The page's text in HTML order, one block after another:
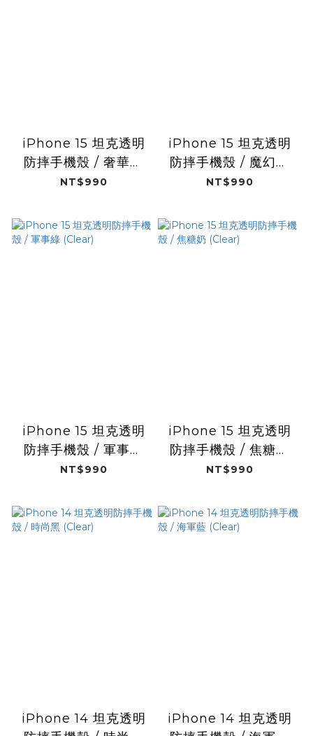
iPhone 15 坦克透明
防摔手機殼 / 奢華紫
(Clear)
NT$990
iPhone 15 坦克透明
防摔手機殼 / 魔幻紫
(Clear)
NT$990
iPhone 15 坦克透明
防摔手機殼 / 軍事綠
(Clear)
NT$990
iPhone 15 坦克透明
防摔手機殼 / 焦糖奶
(Clear)
NT$990
iPhone 14 坦克透明
iPhone 14 坦克透明